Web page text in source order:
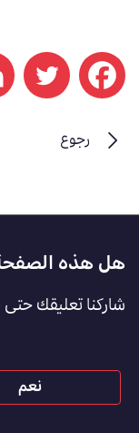
رجوع
Footer
Feedback
[AR]
هل هذه
شاركنا تعليقك
نعم